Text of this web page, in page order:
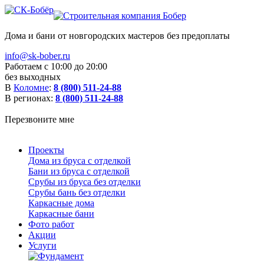
Дома и бани от новгородских мастеров без предоплаты
info@sk-bober.ru
Работаем с 10:00 до 20:00
без выходных
В Коломне: 8 (800) 511-24-88
В регионах: 8 (800) 511-24-88
Перезвоните мне
Проекты
Дома из бруса с отделкой
Бани из бруса с отделкой
Срубы из бруса без отделки
Срубы бань без отделки
Каркасные дома
Каркасные бани
Фото работ
Акции
Услуги